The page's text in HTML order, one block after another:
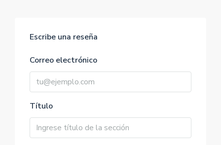
Escribe una reseña
Correo electrónico
Título